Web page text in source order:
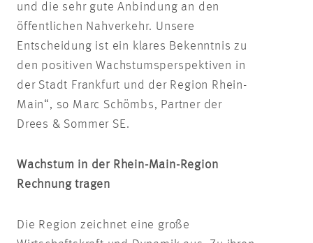
und die sehr gute Anbindung an den
öffentlichen Nahverkehr. Unsere
Entscheidung ist ein klares Bekenntnis zu
den positiven Wachstumsperspektiven in
der Stadt Frankfurt und der Region Rhein-
Main“, so Marc Schömbs, Partner der
Drees & Sommer SE.
Wachstum in der Rhein-Main-Region
Rechnung tragen
Die Region zeichnet eine große